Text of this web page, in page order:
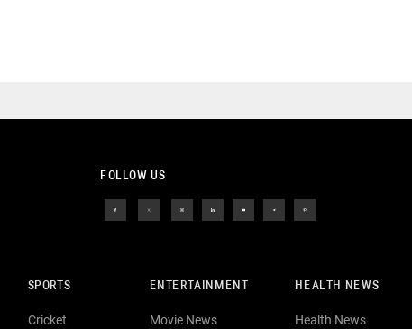
FOLLOW US
SPORTS
Cricket
ENTERTAINMENT
Movie News
HEALTH NEWS
Health News